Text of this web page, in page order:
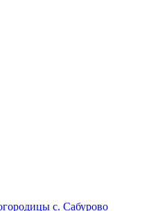
с. Сабурово